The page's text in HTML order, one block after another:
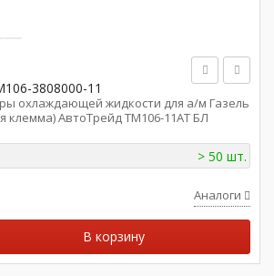
3808000-11
охлаждающей жидкости для а/м Газель
клемма) АвтоТрейд ТМ106-11АТ БЛ
> 50 шт.
Аналоги
В корзину